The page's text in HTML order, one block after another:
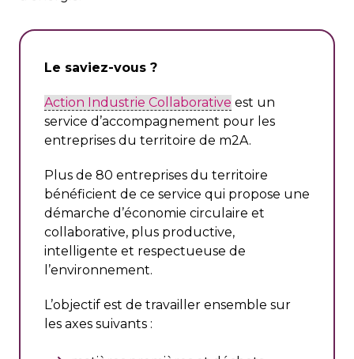
Le saviez-vous ?
Action Industrie Collaborative est un
service d’accompagnement pour les
entreprises du territoire de m2A.
Plus de 80 entreprises du territoire
bénéficient de ce service qui propose une
démarche d’économie circulaire et
collaborative, plus productive,
intelligente et respectueuse de
l’environnement.
L’objectif est de travailler ensemble sur
les axes suivants :